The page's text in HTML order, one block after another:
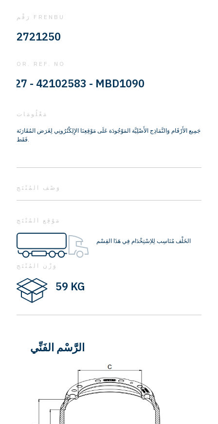
رَقْم FRENBU
2721250
OR. REF. NO
- 42102583 - MBD1090
مَعْلُومَات
جَمِيع الأَرْقَام وَالنَّمَاذِج الأَصْلِيَّة المَوْجُودَة عَلَى مَوْقِعِنَا الإِلِكْتُرُونِي لِغَرَض المُقَارَنَة
فَقَط.
وَصْف المُنْتَج
مَوْقِع المُنْتَج
الخَلْف مُنَاسِب لِلاِسْتِخْدَام فِي هَذَا القِسْم
وَزْن المُنْتَج
59 KG
الرَّسْم الفَنِّي